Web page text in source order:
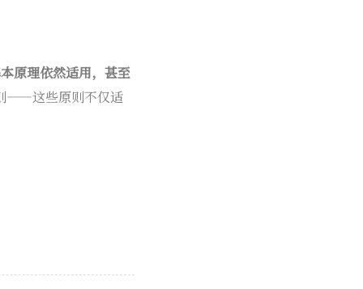
原理依然适用，甚至
——这些原则不仅适